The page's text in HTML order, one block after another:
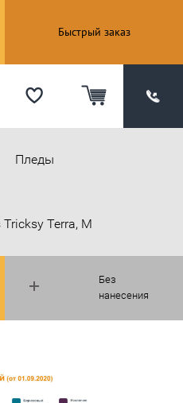
Быстрый заказ
Пледы
Без
нанесения
Tricksy Terra, М